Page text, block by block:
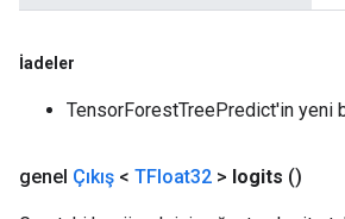
İadeler
TensorForestTreePredict'in yeni
genel Çıkış < TFloat32 > logits ()